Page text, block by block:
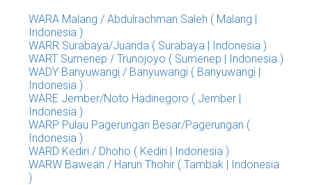
WARA Malang / Abdulrachman Saleh ( Malang |
Indonesia )
WARR Surabaya/Juanda ( Surabaya | Indonesia )
WART Sumenep / Trunojoyo ( Sumenep | Indonesia )
WADY Banyuwangi / Banyuwangi ( Banyuwangi |
Indonesia )
WARE Jember/Noto Hadinegoro ( Jember |
Indonesia )
WARP Pulau Pagerungan Besar/Pagerungan (
Indonesia )
WARD Kediri / Dhoho ( Kediri | Indonesia )
WARW Bawean / Harun Thohir ( Tambak | Indonesia
)